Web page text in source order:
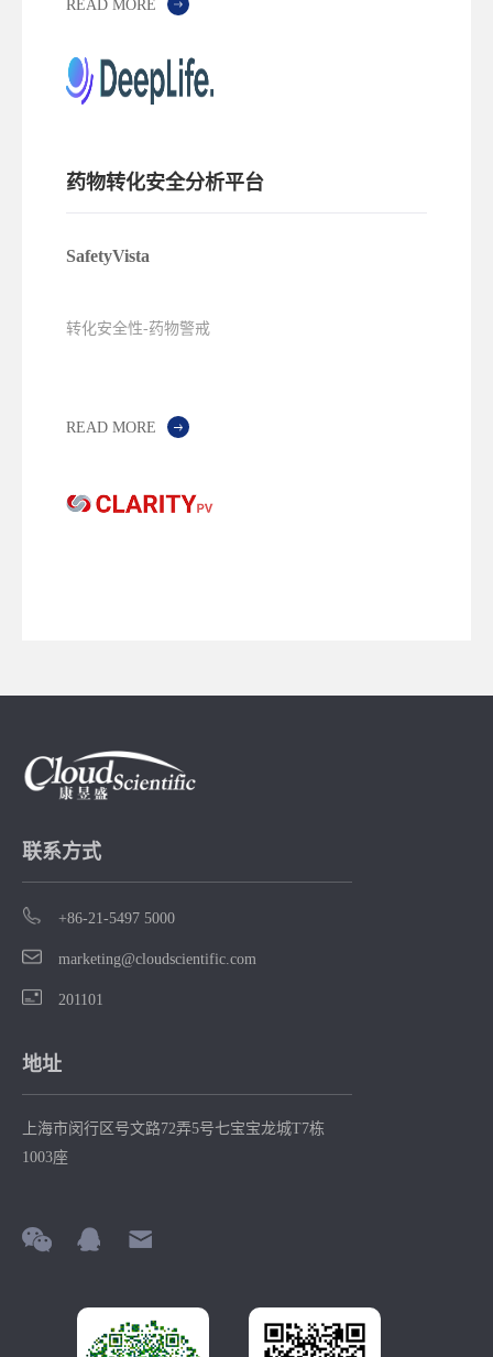
READ MORE
药物转化安全分析平台
SafetyVista
转化安全性-药物警戒
READ MORE
联系方式
+86-21-5497 5000
marketing@cloudscientific.com
201101
地址
上海市闵行区号文路72弄5号七宝宝龙城T7栋
1003座